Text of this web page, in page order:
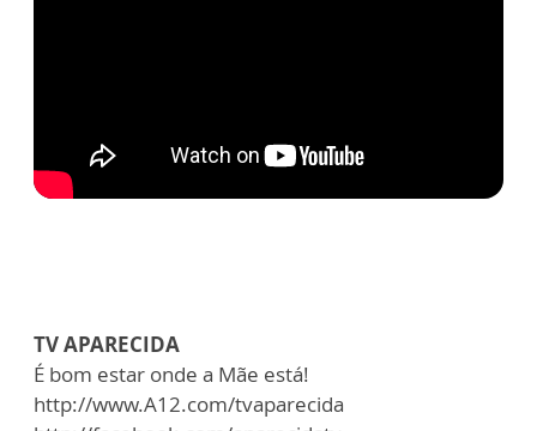
TV APARECIDA
É bom estar onde a Mãe está!
http://www.A12.com/tvaparecida